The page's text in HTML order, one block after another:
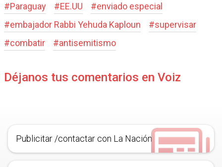
#Paraguay #EE.UU #enviado especial
#embajador Rabbi Yehuda Kaploun #supervisar
#combatir #antisemitismo
Déjanos tus comentarios en Voiz
Publicitar /contactar con La Nación